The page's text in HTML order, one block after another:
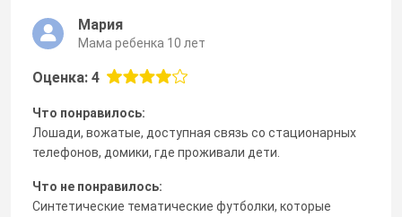
Мария
Мама ребенка 10 лет
Оценка: 4
Что понравилось:
Лошади, вожатые, доступная связь со стационарных
телефонов, домики, где проживали дети.
Что не понравилось:
Синтетические тематические футболки, которые